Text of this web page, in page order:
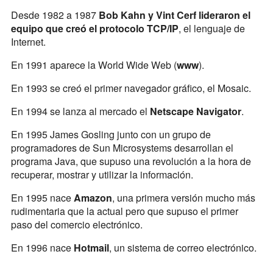
Desde 1982 a 1987 Bob Kahn y Vint Cerf lideraron el
equipo que creó el protocolo TCP/IP, el lenguaje de
Internet.
En 1991 aparece la World Wide Web (www).
En 1993 se creó el primer navegador gráfico, el Mosaic.
En 1994 se lanza al mercado el Netscape Navigator.
En 1995 James Gosling junto con un grupo de
programadores de Sun Microsystems desarrollan el
programa Java, que supuso una revolución a la hora de
recuperar, mostrar y utilizar la información.
En 1995 naceAmazon, una primera versión mucho más
rudimentaria que la actual pero que supuso el primer
paso del comercio electrónico.
En 1996 nace Hotmail, un sistema de correo electrónico.